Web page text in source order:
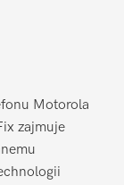
Motorola
zajmuje